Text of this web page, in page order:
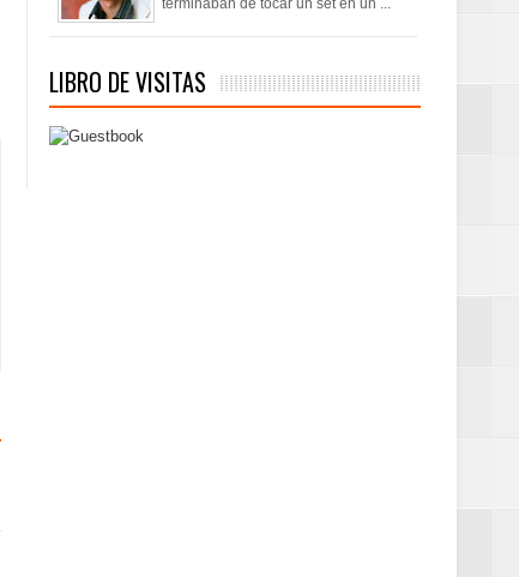
terminaban de tocar un set en un ...
LIBRO DE VISITAS